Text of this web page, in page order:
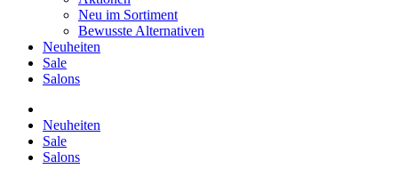
Neu im Sortiment
Bewusste Alternativen
Neuheiten
Sale
Salons
Neuheiten
Sale
Salons